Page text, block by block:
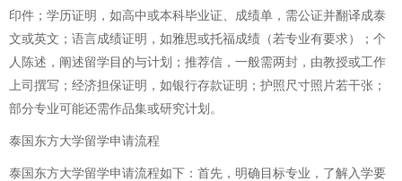
印件；学历证明，如高中或本科毕业证、成绩单，需公证并翻译成泰
文或英文；语言成绩证明，如雅思或托福成绩（若专业有要求）；个
人陈述，阐述留学目的与计划；推荐信，一般需两封，由教授或工作
上司撰写；经济担保证明，如银行存款证明；护照尺寸照片若干张；
部分专业可能还需作品集或研究计划。
泰国东方大学留学申请流程
泰国东方大学留学申请流程如下：首先，明确目标专业，了解入学要